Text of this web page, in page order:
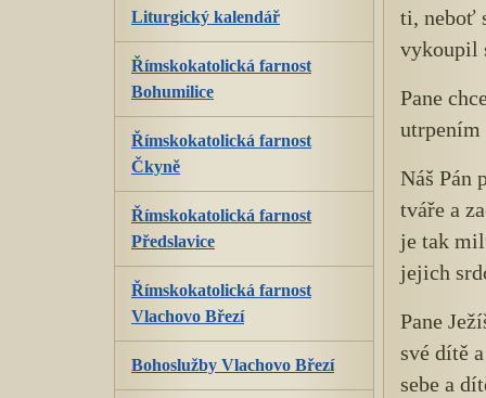
ti, neboť
vykoupil
Pane
utrpením
Náš Pán
tváře a
je tak
jejich
Pane
své dítě
sebe a
Liturgický kalendář
Římskokatolická farnost
Bohumilice
Římskokatolická farnost
Čkyně
Římskokatolická farnost
Předslavice
Římskokatolická farnost
Vlachovo Březí
Bohoslužby Vlachovo Březí